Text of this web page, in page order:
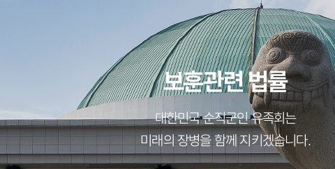
보훈관련 법률
대한민국 순직군인 유족회는
미래의 장병을 함께 지키겠습니다.